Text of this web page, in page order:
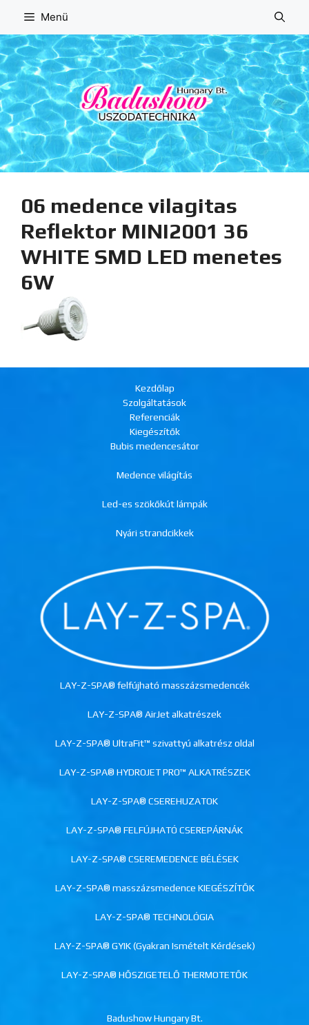
tartalomba
Menü
06 medence vilagitas
Reflektor MINI2001 36
WHITE SMD LED menetes
6W
Kezdőlap
Szolgáltatások
Referenciák
Kiegészítők
Bubis medencesátor
Medence világítás
Led-es szökőkút lámpák
Nyári strandcikkek
LAY-Z-SPA® felfújható masszázsmedencék
LAY-Z-SPA® AirJet alkatrészek
LAY-Z-SPA® UltraFit™ szivattyú alkatrész oldal
LAY-Z-SPA® HYDROJET PRO™ ALKATRÉSZEK
LAY-Z-SPA® CSEREHUZATOK
LAY-Z-SPA® FELFÚJHATÓ CSEREPÁRNÁK
LAY-Z-SPA® CSEREMEDENCE BÉLÉSEK
LAY-Z-SPA® masszázsmedence KIEGÉSZÍTŐK
LAY-Z-SPA® TECHNOLÓGIA
LAY-Z-SPA® GYIK (Gyakran Ismételt Kérdések)
LAY-Z-SPA® HŐSZIGETELŐ THERMOTETŐK
Badushow Hungary Bt.